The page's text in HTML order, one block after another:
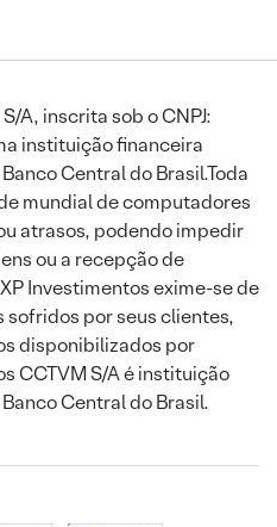
A, inscrita sob o CNPJ:
instituição financeira
Central do Brasil.Toda
mundial de computadores
atrasos, podendo impedir
ou a recepção de
Investimentos exime-se de
por seus clientes,
disponibilizados por
CCTVM S/A é instituição
Central do Brasil.